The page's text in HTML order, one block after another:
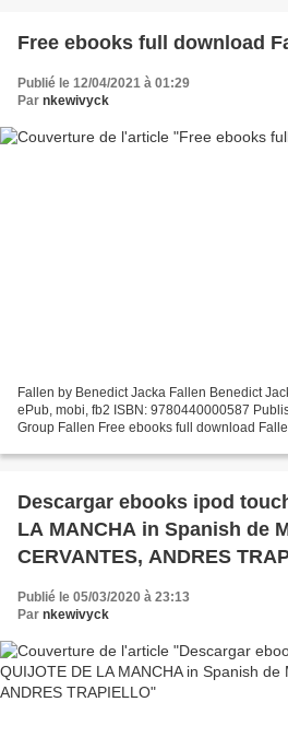
Free ebooks full download
Publié le 12/04/2021 à 01:29
Par nkewivyck
Fallen by Benedict Jacka Fallen Benedict
ePub, mobi, fb2 ISBN: 9780440000587
Group Fallen Free ebooks full download
Descargar ebooks ipod
LA MANCHA in Spanish de
CERVANTES, ANDRES
Publié le 05/03/2020 à 23:13
Par nkewivyck